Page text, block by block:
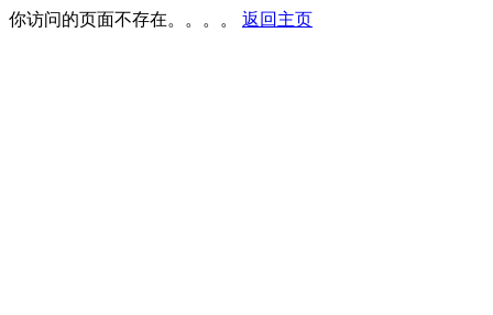
你访问的页面不存在。。。。 返回主页